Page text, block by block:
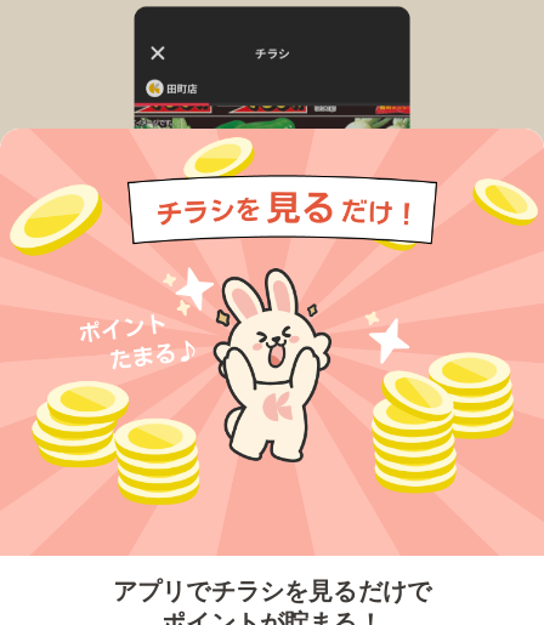
アプリでチラシを見るだけで